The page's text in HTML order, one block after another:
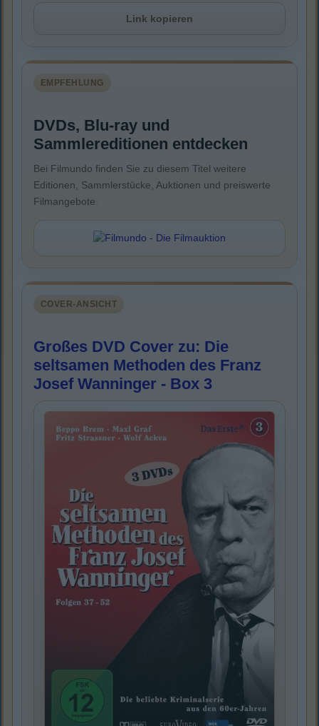
Link kopieren
EMPFEHLUNG
DVDs, Blu-ray und
Sammlereditionen entdecken
Bei Filmundo finden Sie zu diesem Titel weitere
Editionen, Sammlerstücke, Auktionen und preiswerte
Filmangebote.
COVER-ANSICHT
Großes DVD Cover zu: Die
seltsamen Methoden des Franz
Josef Wanninger - Box 3